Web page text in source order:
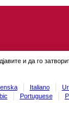
и да го
Italiano
Portuguese